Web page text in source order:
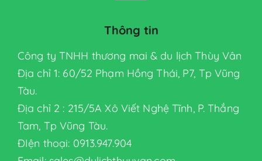
GIỚI THIỆU
SẢN PHẨM
Thiết bị nhà hàng
Thông tin
Công ty TNHH thương mai & du lịch Thùy Vân
Địa chỉ 1: 60/52 Phạm Hồng Thái, P7, Tp Vũng
Tàu.
Địa chỉ 2 : 215/5A Xô Viết Nghệ Tĩnh, P. Thắng
Tam, Tp Vũng Tàu.
ĐIện thoại: 0913.947.904